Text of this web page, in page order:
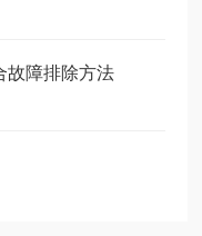
故障排除方法